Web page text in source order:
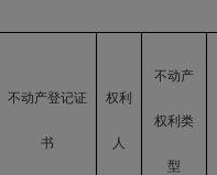
不动产登记证
书
权利
人
不动产
权利类
型